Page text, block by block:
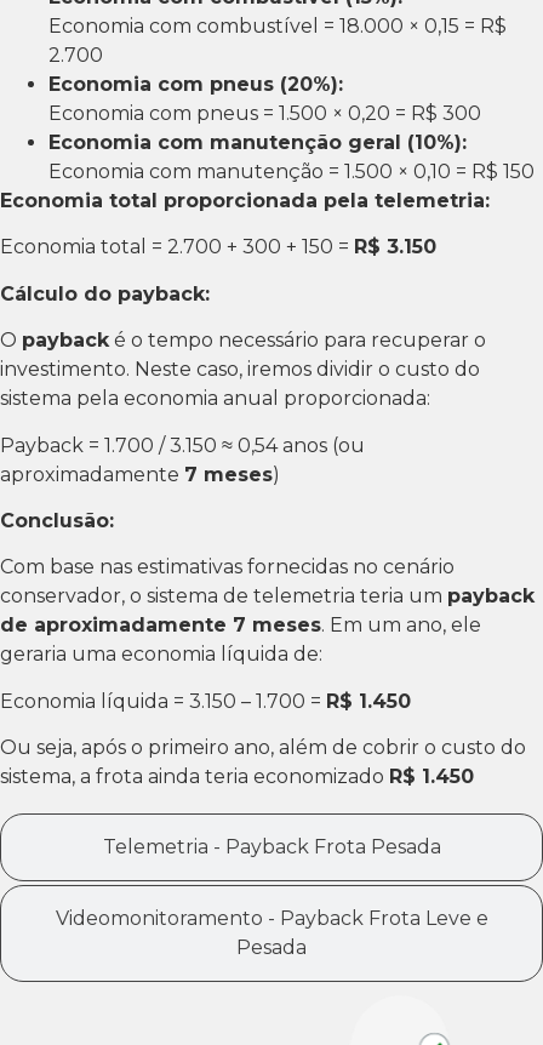
Telemetria - Payback Frota Pesada
Videomonitoramento - Payback Frota Leve e
Pesada
Economia com combustível = 18.000 × 0,15 = R$
2.700
Economia com pneus (20%):
Economia com pneus = 1.500 × 0,20 = R$ 300
Economia com manutenção geral (10%):
Economia com manutenção = 1.500 × 0,10 = R$ 150
Economia total proporcionada pela telemetria:
Economia total = 2.700 + 300 + 150 = R$ 3.150
Cálculo do payback:
O paybacké o tempo necessário para recuperar o
investimento. Neste caso, iremos dividir o custo do
sistema pela economia anual proporcionada:
Payback = 1.700 / 3.150 ≈ 0,54 anos (ou
aproximadamente 7 meses)
Conclusão:
Com base nas estimativas fornecidas no cenário
conservador, o sistema de telemetria teria um payback
de aproximadamente 7 meses. Em um ano, ele
geraria uma economia líquida de:
Economia líquida = 3.150 – 1.700 = R$ 1.450
Ou seja, após o primeiro ano, além de cobrir o custo do
sistema, a frota ainda teria economizado R$ 1.450